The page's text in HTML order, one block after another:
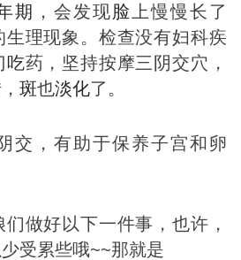
期 ，会发现脸 上慢慢长了
生理现象。检查没有妇科疾
吃药，坚持按摩三阴交穴，
斑也淡化了。
交，有助于保养子宫和卵
做好以下一件事，也许，
受累些哦~~那就是